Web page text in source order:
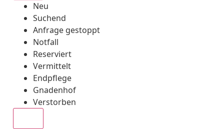
Neu
Suchend
Anfrage gestoppt
Notfall
Reserviert
Vermittelt
Endpflege
Gnadenhof
Verstorben